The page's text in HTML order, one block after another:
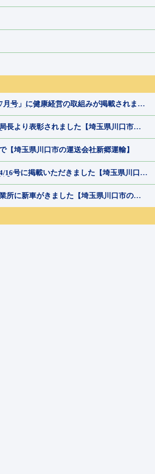
月号」に健康経営の取組みが掲載されまし
長より表彰されました【埼玉県川口市の
【埼玉県川口市の運送会社新郷運輸】
16号に掲載いただきました【埼玉県川口市
所に新車がきました【埼玉県川口市の運